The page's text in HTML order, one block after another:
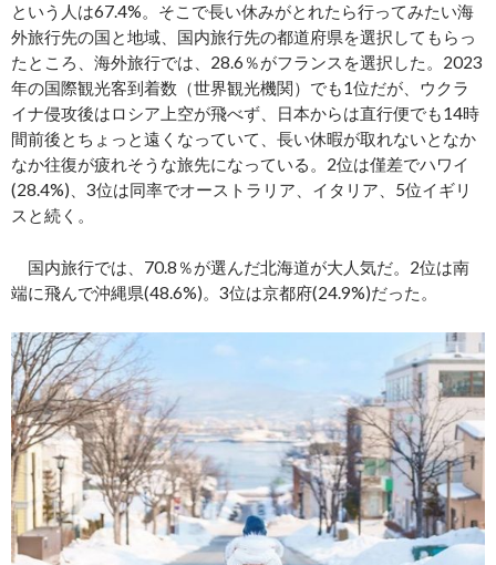
という人は67.4%。そこで長い休みがとれたら行ってみたい海
外旅行先の国と地域、国内旅行先の都道府県を選択してもらっ
たところ、海外旅行では、28.6％がフランスを選択した。2023
年の国際観光客到着数（世界観光機関）でも1位だが、ウクラ
イナ侵攻後はロシア上空が飛べず、日本からは直行便でも14時
間前後とちょっと遠くなっていて、長い休暇が取れないとなか
なか往復が疲れそうな旅先になっている。2位は僅差でハワイ
(28.4%)、3位は同率でオーストラリア、イタリア、5位イギリ
スと続く。
国内旅行では、70.8％が選んだ北海道が大人気だ。2位は南
端に飛んで沖縄県(48.6%)。3位は京都府(24.9%)だった。